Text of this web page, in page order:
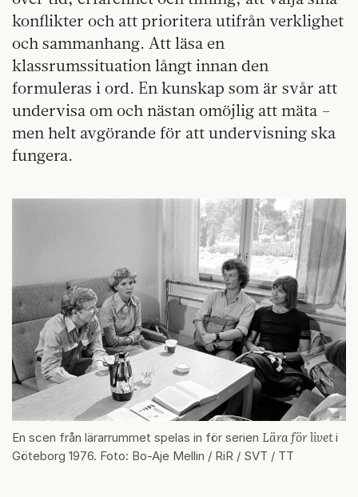
konflikter och att prioritera utifrån verklighet
och sammanhang. Att läsa en
klassrumssituation långt innan den
formuleras i ord. En kunskap som är svår att
undervisa om och nästan omöjlig att mäta –
men helt avgörande för att undervisning ska
fungera.
En scen från lärarrummet spelas in för serien Lära för liveti
Göteborg 1976. Foto: Bo-Aje Mellin / RiR / SVT / TT